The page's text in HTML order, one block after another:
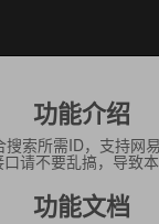
功能介绍
索所需ID，支持网
请不要乱搞，导致
功能文档